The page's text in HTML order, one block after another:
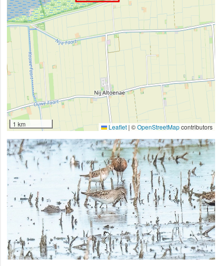
1 km Leaflet | ©OpenStreetMapcontributors